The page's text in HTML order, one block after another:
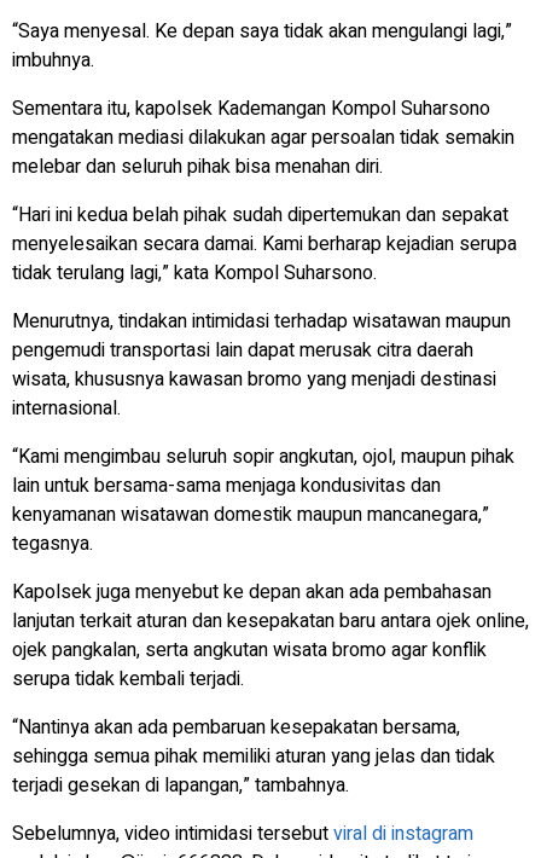
“Saya menyesal. Ke depan saya tidak akan mengulangi lagi,”
imbuhnya.
Sementara itu, kapolsek Kademangan Kompol Suharsono
mengatakan mediasi dilakukan agar persoalan tidak semakin
melebar dan seluruh pihak bisa menahan diri.
“Hari ini kedua belah pihak sudah dipertemukan dan sepakat
menyelesaikan secara damai. Kami berharap kejadian serupa
tidak terulang lagi,” kata Kompol Suharsono.
Menurutnya, tindakan intimidasi terhadap wisatawan maupun
pengemudi transportasi lain dapat merusak citra daerah
wisata, khususnya kawasan bromo yang menjadi destinasi
internasional.
“Kami mengimbau seluruh sopir angkutan, ojol, maupun pihak
lain untuk bersama-sama menjaga kondusivitas dan
kenyamanan wisatawan domestik maupun mancanegara,”
tegasnya.
Kapolsek juga menyebut ke depan akan ada pembahasan
lanjutan terkait aturan dan kesepakatan baru antara ojek online,
ojek pangkalan, serta angkutan wisata bromo agar konflik
serupa tidak kembali terjadi.
“Nantinya akan ada pembaruan kesepakatan bersama,
sehingga semua pihak memiliki aturan yang jelas dan tidak
terjadi gesekan di lapangan,” tambahnya.
Sebelumnya, video intimidasi tersebutviral di instagram